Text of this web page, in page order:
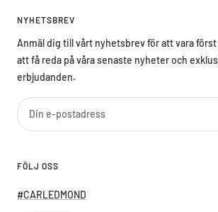
NYHETSBREV
Anmäl dig till vårt nyhetsbrev för att vara
att få reda på våra senaste nyheter och
erbjudanden.
Din e-postadress
FÖLJ OSS
#CARLEDMOND